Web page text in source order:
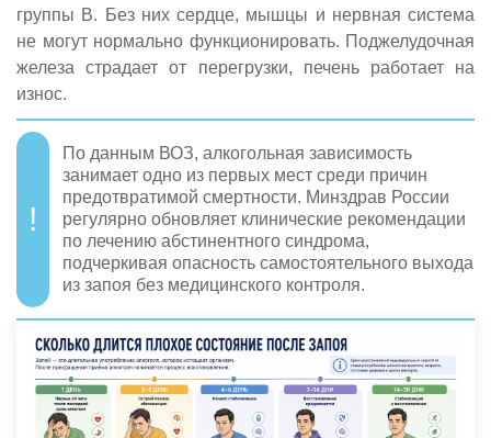
группы B. Без них сердце, мышцы и нервная система
не могут нормально функционировать. Поджелудочная
железа страдает от перегрузки, печень работает на
износ.
По данным ВОЗ, алкогольная зависимость
занимает одно из первых мест среди причин
предотвратимой смертности. Минздрав России
регулярно обновляет клинические рекомендации
по лечению абстинентного синдрома,
подчеркивая опасность самостоятельного выхода
из запоя без медицинского контроля.